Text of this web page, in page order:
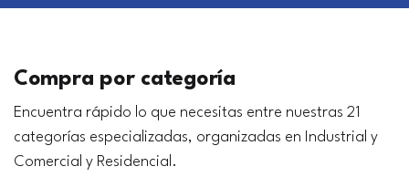
Compra por categoría
Encuentra rápido lo que necesitas entre nuestras 21
categorías especializadas, organizadas en Industrial y
Comercial y Residencial.